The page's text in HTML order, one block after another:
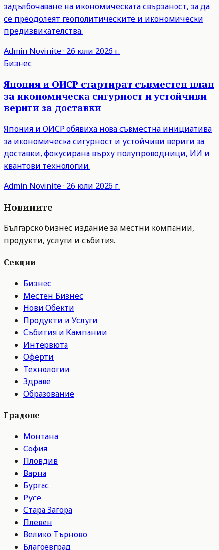
задълбочаване на икономическата свързаност, за да
се преодолеят геополитическите и икономически
предизвикателства.
Admin Novinite· 26 юли 2026 г.
Бизнес
Япония и ОИСР стартират съвместен план
за икономическа сигурност и устойчиви
вериги за доставки
Япония и ОИСР обявиха нова съвместна инициатива
за икономическа сигурност и устойчиви вериги за
доставки, фокусирана върху полупроводници, ИИ и
квантови технологии.
Admin Novinite· 26 юли 2026 г.
Новините
Българско бизнес издание за местни компании,
продукти, услуги и събития.
Секции
Бизнес
Местен Бизнес
Нови Обекти
Продукти и Услуги
Събития и Кампании
Интервюта
Оферти
Технологии
Здраве
Образование
Градове
Монтана
София
Пловдив
Варна
Бургас
Русе
Стара Загора
Плевен
Велико Търново
Благоевград